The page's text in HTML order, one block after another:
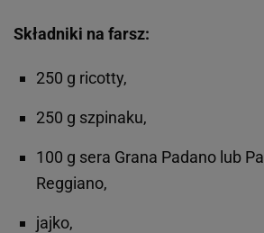
Składniki na farsz:
250 g ricotty,
250 g szpinaku,
100 g sera Grana Padano lub
Reggiano,
jajko,